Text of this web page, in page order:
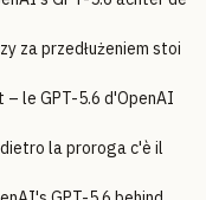
za przedłużeniem stoi
le GPT-5.6 d'OpenAI
la proroga c'è il